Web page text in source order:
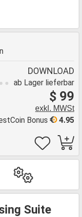
DOWNLOAD
ab Lager lieferbar
$ 99
exkl. MWSt
4.95
Bonus
Suite